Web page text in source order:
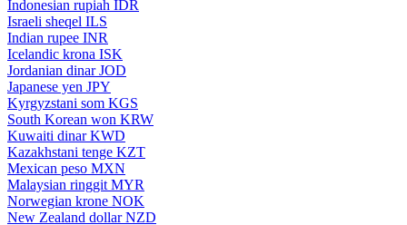
Indonesian rupiah IDR
Israeli sheqel ILS
Indian rupee INR
Icelandic krona ISK
Jordanian dinar JOD
Japanese yen JPY
Kyrgyzstani som KGS
South Korean won KRW
Kuwaiti dinar KWD
Kazakhstani tenge KZT
Mexican peso MXN
Malaysian ringgit MYR
Norwegian krone NOK
New Zealand dollar NZD